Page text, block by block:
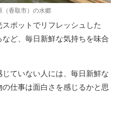
（香取市）の水郷
ポットでリフレッシュした
ど、毎日新鮮な気持ちを味合
ていない人には、毎日新鮮な
仕事は面白さを感じるかと思